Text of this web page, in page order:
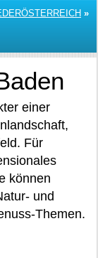
»
einer
Für
können
und
Themen.